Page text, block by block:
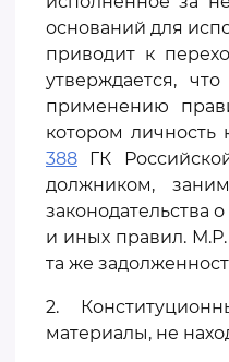
оснований для
приводит к
утверждается, что
применению
котором личность
388 ГК
должником,
законодательства
и иных правил. М.Р.
та же
2.
материалы, не